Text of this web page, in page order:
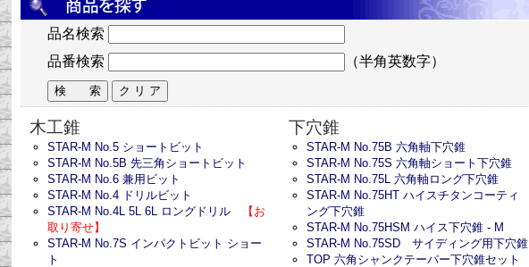
品名検索
品番検索
（半角英数字）
木工錐
STAR-M No.5 ショートビット
STAR-M No.5B 先三角ショートビット
STAR-M No.6 兼用ビット
STAR-M No.4 ドリルビット
STAR-M No.4L 5L 6L ロングドリル
【お
取り寄せ】
STAR-M No.7S インパクトビット ショー
ト
下穴錐
STAR-M No.75B 六角軸下穴錐
STAR-M No.75S 六角軸ショート下穴錐
STAR-M No.75L 六角軸ロング下穴錐
STAR-M No.75HT ハイスチタンコーティ
ング下穴錐
STAR-M No.75HSM ハイス下穴錐 - M
STAR-M No.75SD サイディング用下穴錐
TOP 六角シャンクテーパー下穴錐セット